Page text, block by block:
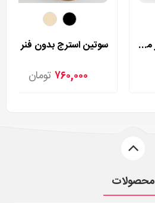
سوتین دانتل بدون فنر مردی مدل 140
۷۶۰,۰۰۰ تومان
محصولات